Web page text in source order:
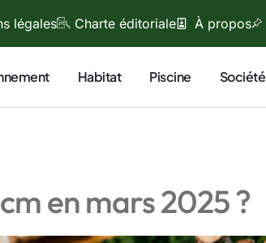
légales Charte éditoriale À propos
Habitat Piscine Société
en mars 2025 ?